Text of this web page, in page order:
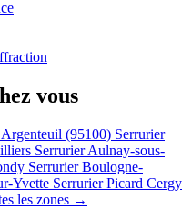
vous
Argenteuil (95100) Serrurier
Serrurier Aulnay-sous-
Serrurier Boulogne-
Yvette Serrurier Picard Cergy
les zones →